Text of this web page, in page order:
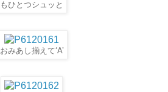
もひとつシュッと
おみあし揃えて‘A’